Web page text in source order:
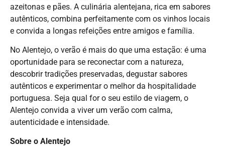
azeitonas e pães. A culinária alentejana, rica em sabores
autênticos, combina perfeitamente com os vinhos locais
e convida a longas refeições entre amigos e família.
No Alentejo, o verão é mais do que uma estação: é uma
oportunidade para se reconectar com a natureza,
descobrir tradições preservadas, degustar sabores
autênticos e experimentar o melhor da hospitalidade
portuguesa. Seja qual for o seu estilo de viagem, o
Alentejo convida a viver um verão com calma,
autenticidade e intensidade.
Sobre o Alentejo